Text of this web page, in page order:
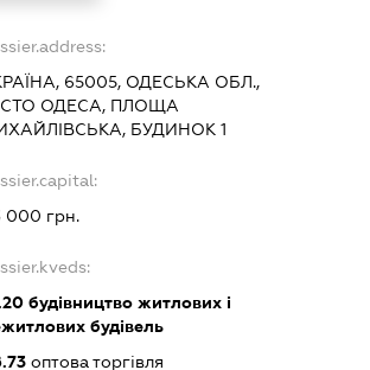
65005, ОДЕСЬКА ОБЛ.,
ОДЕСА, ПЛОЩА
БУДИНОК 1
000 грн.
будівництво житлових і
будівель
оптова торгівля